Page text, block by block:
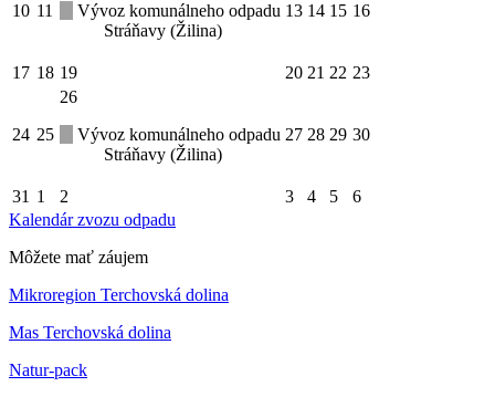
10 11
Vývoz komunálneho odpadu
Stráňavy (Žilina)
13 14 15 16
17 18 19 20 21 22 23
24 25
26
Vývoz komunálneho odpadu
Stráňavy (Žilina)
27 28 29 30
31 1 2 3 4 5
6
Kalendár zvozu odpadu
Môžete mať záujem
Mikroregion Terchovská dolina
Mas Terchovská dolina
Natur-pack